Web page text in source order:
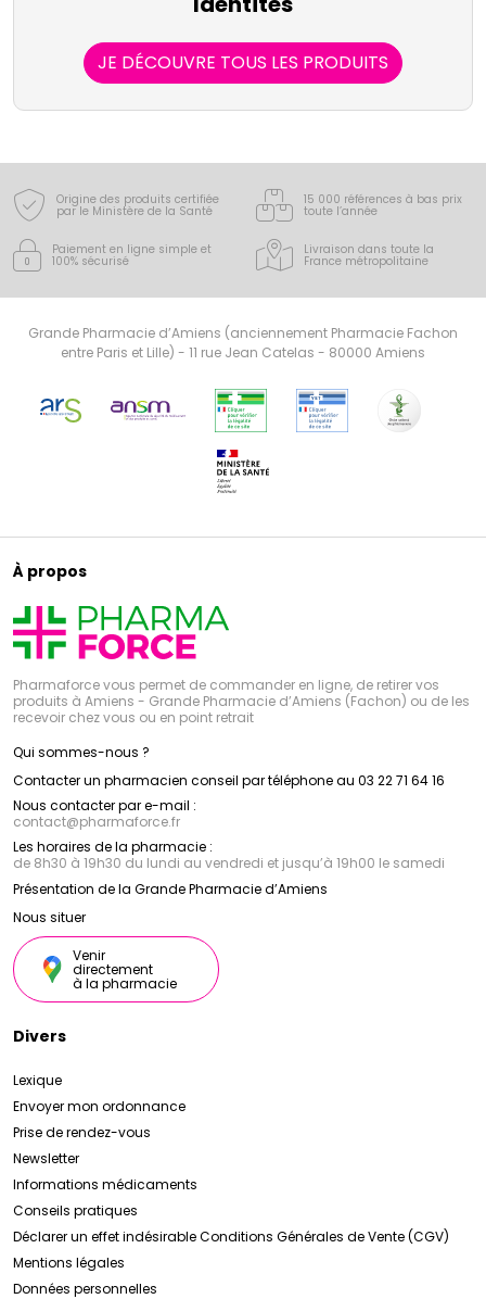
JE DÉCOUVRE TOUS LES PRODUITS
Origine des produits certifiée
par le Ministère de la Santé
15 000 références à bas prix
toute l’année
Paiement en ligne simple et
100% sécurisé
Livraison dans toute la
France métropolitaine
Grande Pharmacie d’Amiens (anciennement Pharmacie Fachon
entre Paris et Lille) - 11 rue Jean Catelas - 80000 Amiens
À propos
Pharmaforce vous permet de commander en ligne, de retirer vos
produits à Amiens - Grande Pharmacie d’Amiens (Fachon) ou de les
recevoir chez vous ou en point retrait
Qui sommes-nous ?
Contacter un pharmacien conseil par téléphone au 03 22 71 64 16
Nous contacter par e-mail :
contact@pharmaforce.fr
Les horaires de la pharmacie :
de 8h30 à 19h30 du lundi au vendredi et jusqu’à 19h00 le samedi
Présentation de la Grande Pharmacie d’Amiens
Nous situer
Venir
directement
à la pharmacie
Divers
Lexique
Envoyer mon ordonnance
Prise de rendez-vous
Newsletter
Informations médicaments
Conseils pratiques
Déclarer un effet indésirableConditions Générales de Vente (CGV)
Mentions légales
Données personnelles